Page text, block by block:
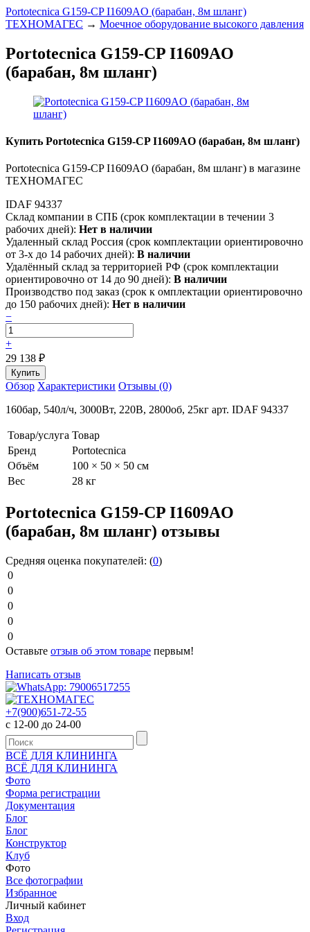
Portotecnica G159-CP I1609AO (барабан, 8м шланг)
ТЕХНОМАГЕС → Моечное оборудование высокого давления
Portotecnica G159-CP I1609AO
(барабан, 8м шланг)
Купить Portotecnica G159-CP I1609AO (барабан, 8м шланг)
Portotecnica G159-CP I1609AO (барабан, 8м шланг) в магазине
ТЕХНОМАГЕС
IDAF 94337
Склад компании в СПБ (срок комплектации в течении 3
рабочих дней): Нет в наличии
Удаленный склад Россия (срок комплектации ориентировочно
от 3-х до 14 рабочих дней): В наличии
Удалённый склад за территорией РФ (срок комплектации
ориентировочно от 14 до 90 дней): В наличии
Производство под заказ (срок к омплектации ориентировочно
до 150 рабочих дней): Нет в наличии
−
+
29 138 ₽
Обзор Характеристики Отзывы (0)
160бар, 540л/ч, 3000Вт, 220В, 2800об, 25кг арт. IDAF 94337
Товар/услуга Товар
Бренд
Portotecnica
Объём
100 × 50 × 50 см
Вес
28 кг
Portotecnica G159-CP I1609AO
(барабан, 8м шланг) отзывы
Средняя оценка покупателей: (0)
0
0
0
0
0
Оставьте отзыв об этом товаре первым!
Написать отзыв
+7(900)651-72-55
с 12-00 до 24-00
ВСЁ ДЛЯ КЛИНИНГА
ВСЁ ДЛЯ КЛИНИНГА
Фото
Форма регистрации
Документация
Блог
Блог
Конструктор
Клуб
Фото
Все фотографии
Избранное
Личный кабинет
Вход